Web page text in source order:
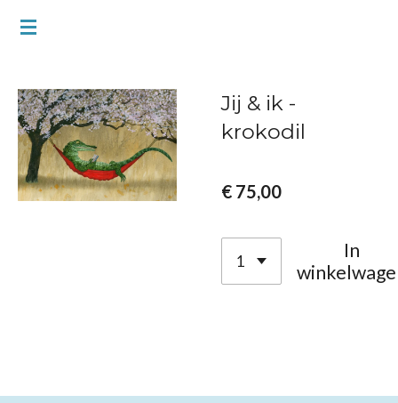
Ga
de
hoofdinhoud
Jij & ik -
krokodil
€ 75,00
In